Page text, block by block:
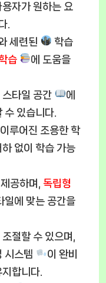
용자가 원하는 요
.
세련된
학습
습
에 도움을
스타일 공간
에
수 있습니다.
루어진 조용한 학
없이 학습 가능
공하며, 독립형
일에 맞는 공간을
절할 수 있으며,
시스템
이 완비
합니다.